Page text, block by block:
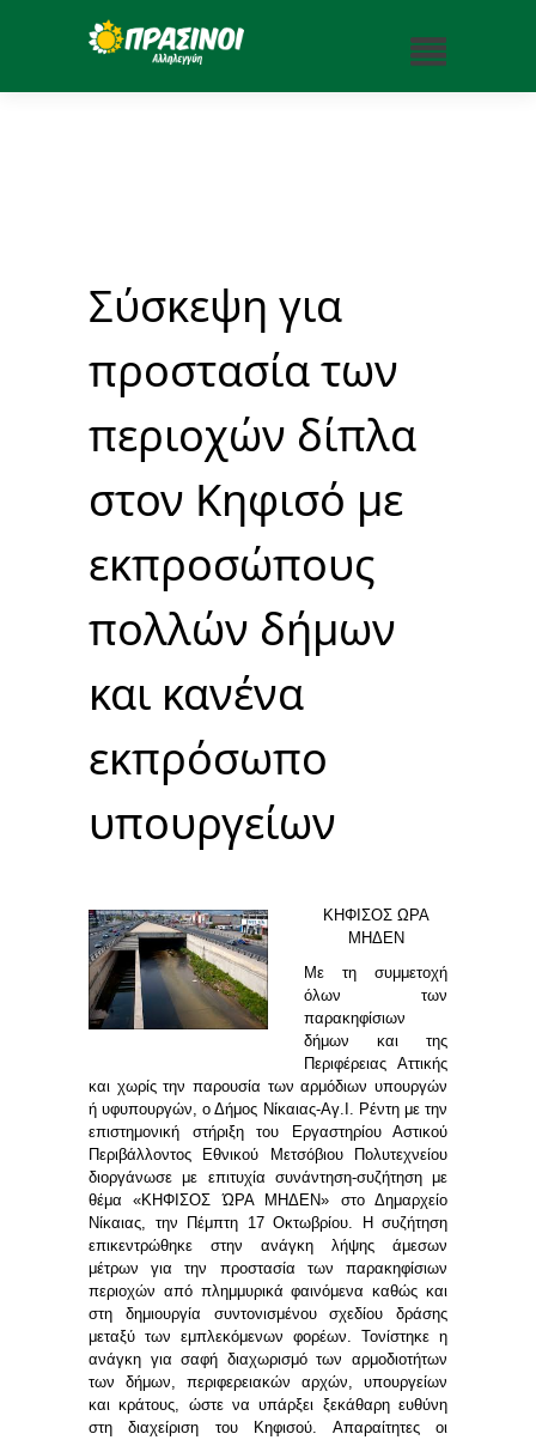
Σύσκεψη για
προστασία των
περιοχών δίπλα
στον Κηφισό με
εκπροσώπους
πολλών δήμων
και κανένα
εκπρόσωπο
υπουργείων
ΚΗΦΙΣΟΣ ΩΡΑ
ΜΗΔΕΝ
Με τη συμμετοχή
όλων των
παρακηφίσιων
δήμων και της
Περιφέρειας Αττικής
και χωρίς την παρουσία των αρμόδιων υπουργών
ή υφυπουργών, ο Δήμος Νίκαιας-Αγ.Ι. Ρέντη με την
επιστημονική στήριξη του Εργαστηρίου Αστικού
Περιβάλλοντος Εθνικού Μετσόβιου Πολυτεχνείου
διοργάνωσε με επιτυχία συνάντηση-συζήτηση με
θέμα «ΚΗΦΙΣΟΣ ΏΡΑ ΜΗΔΕΝ» στο Δημαρχείο
Νίκαιας, την Πέμπτη 17 Οκτωβρίου. Η συζήτηση
επικεντρώθηκε στην ανάγκη λήψης άμεσων
μέτρων για την προστασία των παρακηφίσιων
περιοχών από πλημμυρικά φαινόμενα καθώς και
στη δημιουργία συντονισμένου σχεδίου δράσης
μεταξύ των εμπλεκόμενων φορέων. Τονίστηκε η
ανάγκη για σαφή διαχωρισμό των αρμοδιοτήτων
των δήμων, περιφερειακών αρχών, υπουργείων
και κράτους, ώστε να υπάρξει ξεκάθαρη ευθύνη
στη διαχείριση του Κηφισού. Απαραίτητες οι